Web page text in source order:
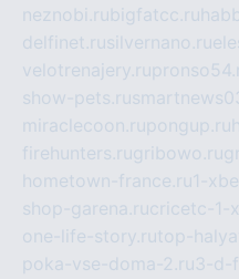
neznobi.rubigfatcc.ru
delfinet.rusilvernano.ru
velotrenajery.ru
show-pets.ru
miraclecoon.rupongup.ru
firehunters.rugribowo.ru
hometown-france.ru1-
shop-garena.rucricetc-1-
one-life-story.rutop-
poka-vse-doma-2.ru3-d-